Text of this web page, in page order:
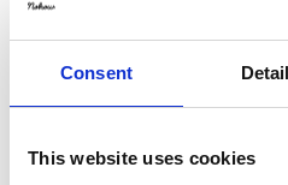
Consent
This website uses cookies
Extra 20% off with
00:44